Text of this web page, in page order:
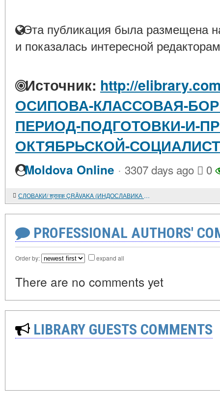
Эта публикация была размещена
и показалась интересной
Источник: http://
ОСИПОВА-КЛАССОВАЯ-
ПЕРИОД-ПОДГОТОВКИ-И-
ОКТЯБРЬСКОЙ-
Moldova Online · 3307 days ago 0
СЛОВАКИ/ श्रावक ÇRĀVAKA (ИНДОСЛАВИКА СЛАВЯНСКИХ ЭТНОНИМОВ)
PROFESSIONAL AUTHORS'
Order by: expand all
There are no comments yet
LIBRARY GUESTS COMMENTS